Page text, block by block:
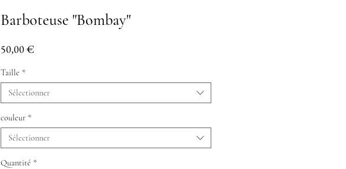
Barboteuse "Bombay"
50,00 €
Taille *
Sélectionner
couleur *
Sélectionner
Quantité *